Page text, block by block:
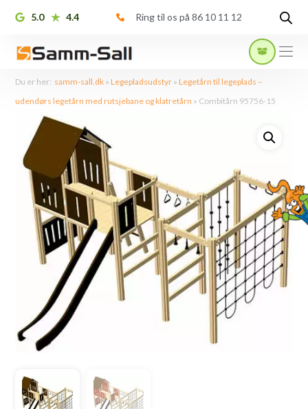
5.0 4.4 Ring til os på 86 10 11 12
Du er her: samm-sall.dk »Legepladsudstyr »Legetårn til legeplads –
udendørs legetårn med rutsjebane og klatretårn » Combitårn 95756-15